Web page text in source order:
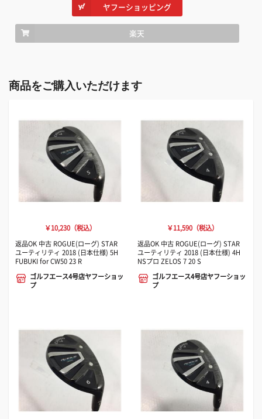
ヤフーショッピング
楽天
商品をご購入いただけます
￥10,230（税込）
返品OK 中古 ROGUE(ローグ) STAR
ユーティリティ 2018 (日本仕様) 5H
FUBUKI for CW50 23 R
ゴルフエース4号店ヤフーショッ
プ
￥11,590（税込）
返品OK 中古 ROGUE(ローグ) STAR
ユーティリティ 2018 (日本仕様) 4H
NSプロ ZELOS 7 20 S
ゴルフエース4号店ヤフーショッ
プ